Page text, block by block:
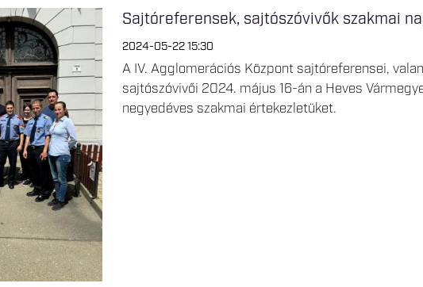
Sajtóreferensek, sajtószóvivők szakmai
2024-05-22 15:30
A IV. Agglomerációs Központ sajtóreferensei,
sajtószóvivői 2024. május 16-án a Heves
negyedéves szakmai értekezletüket.